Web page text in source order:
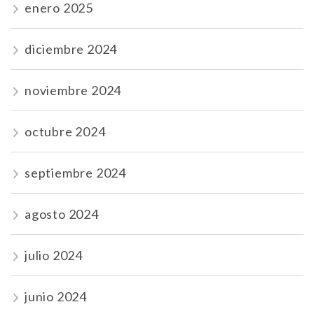
enero 2025
diciembre 2024
noviembre 2024
octubre 2024
septiembre 2024
agosto 2024
julio 2024
junio 2024